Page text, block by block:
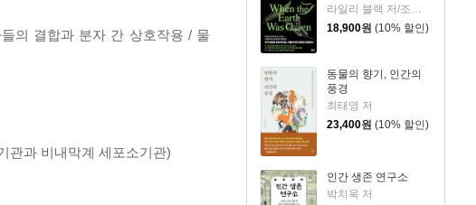
라일리 블랙 저/조정남 역
18,900원 (10% 할인)
동물의 향기, 인간의
풍경
최태영 저
23,400원 (10% 할인)
인간 생존 연구소
박치욱 저
의 결합과 분자 간 상호작용 / 물
관과 비내막계 세포소기관)